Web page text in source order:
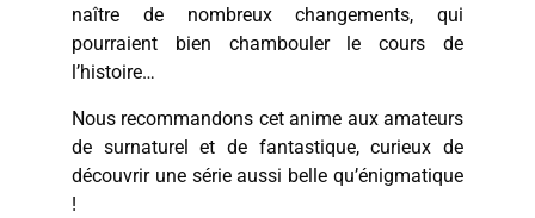
naître de nombreux changements, qui
pourraient bien chambouler le cours de
l’histoire…
Nous recommandons cet anime aux amateurs
de surnaturel et de fantastique, curieux de
découvrir une série aussi belle qu’énigmatique
!